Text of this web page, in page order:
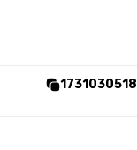
1731030518